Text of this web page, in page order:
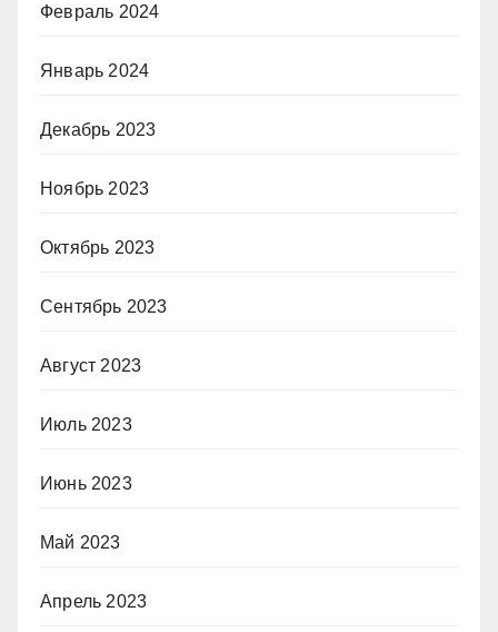
Февраль 2024
Январь 2024
Декабрь 2023
Ноябрь 2023
Октябрь 2023
Сентябрь 2023
Август 2023
Июль 2023
Июнь 2023
Май 2023
Апрель 2023